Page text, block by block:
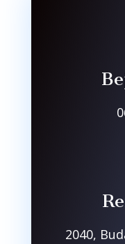
2040,